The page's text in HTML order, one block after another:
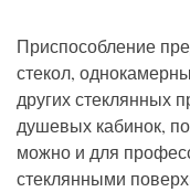
Приспособление
стекол,
других стеклянных
душевых кабинок,
можно и для
стеклянными